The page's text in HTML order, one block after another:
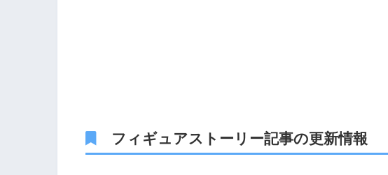
フィギュアストーリー記事の更新情報